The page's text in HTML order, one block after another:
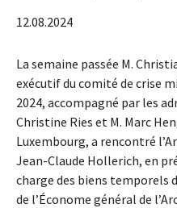
12.08.2024
La semaine passée M.
exécutif du comité de crise
2024, accompagné par les
Christine Ries et M. Marc
Luxembourg, a rencontré
Jean-Claude Hollerich, en
charge des biens temporels
de l’Économe général de